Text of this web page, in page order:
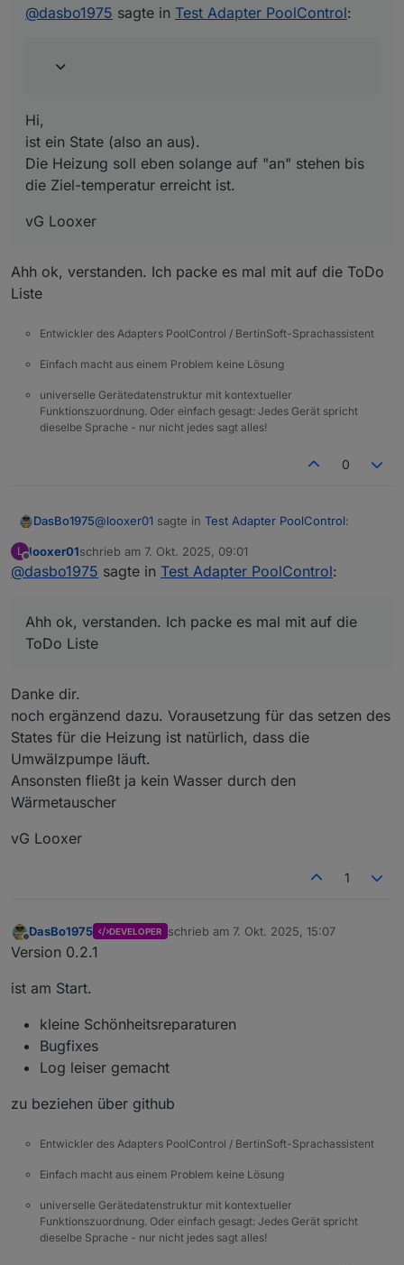
ist ein State (also an aus).
Die Heizung soll eben solange auf "an" stehen bis die
vG Looxer
@dasbo1975 sagte in Test Adapter PoolControl:
Hi,
ist ein State (also an aus).
Die Heizung soll eben solange auf "an" stehen bis
die Ziel-temperatur erreicht ist.
vG Looxer
Ahh ok, verstanden. Ich packe es mal mit auf die ToDo
Liste
Entwickler des Adapters PoolControl / BertinSoft-Sprachassistent
Einfach macht aus einem Problem keine Lösung
universelle Gerätedatenstruktur mit kontextueller
Funktionszuordnung. Oder einfach gesagt: Jedes Gerät spricht
dieselbe Sprache - nur nicht jedes sagt alles!
0
DasBo1975@looxer01 sagte in Test Adapter PoolControl:
@dasbo1975sagte inTest Adapter
Welche Daten liefert denn dein
Hi,
ist ein State (also an aus).
Die Heizung soll eben solange auf "an"
stehen bis die Ziel-temperatur erreicht ist.
vG Looxer
ToDo Liste
L
Offline
looxer01schrieb am 7. Okt. 2025, 09:01
zuletzt editiert von
@dasbo1975 sagte in Test Adapter PoolControl:
Ahh ok, verstanden. Ich packe es mal mit auf die
ToDo Liste
Danke dir.
noch ergänzend dazu. Vorausetzung für das setzen des
States für die Heizung ist natürlich, dass die
Umwälzpumpe läuft.
Ansonsten fließt ja kein Wasser durch den
Wärmetauscher
vG Looxer
1
Offline
DasBo1975 DEVELOPER schrieb am 7. Okt. 2025, 15:07
zuletzt editiert von
Version 0.2.1
ist am Start.
kleine Schönheitsreparaturen
Bugfixes
Log leiser gemacht
zu beziehen über github
Entwickler des Adapters PoolControl / BertinSoft-Sprachassistent
Einfach macht aus einem Problem keine Lösung
universelle Gerätedatenstruktur mit kontextueller
Funktionszuordnung. Oder einfach gesagt: Jedes Gerät spricht
dieselbe Sprache - nur nicht jedes sagt alles!